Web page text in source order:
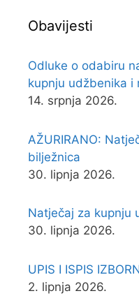
Obavijesti
Odluke o odabiru
kupnju udžbenika i
14. srpnja 2026.
AŽURIRANO:
bilježnica
30. lipnja 2026.
Natječaj za kupnju
30. lipnja 2026.
UPIS I ISPIS
2. lipnja 2026.